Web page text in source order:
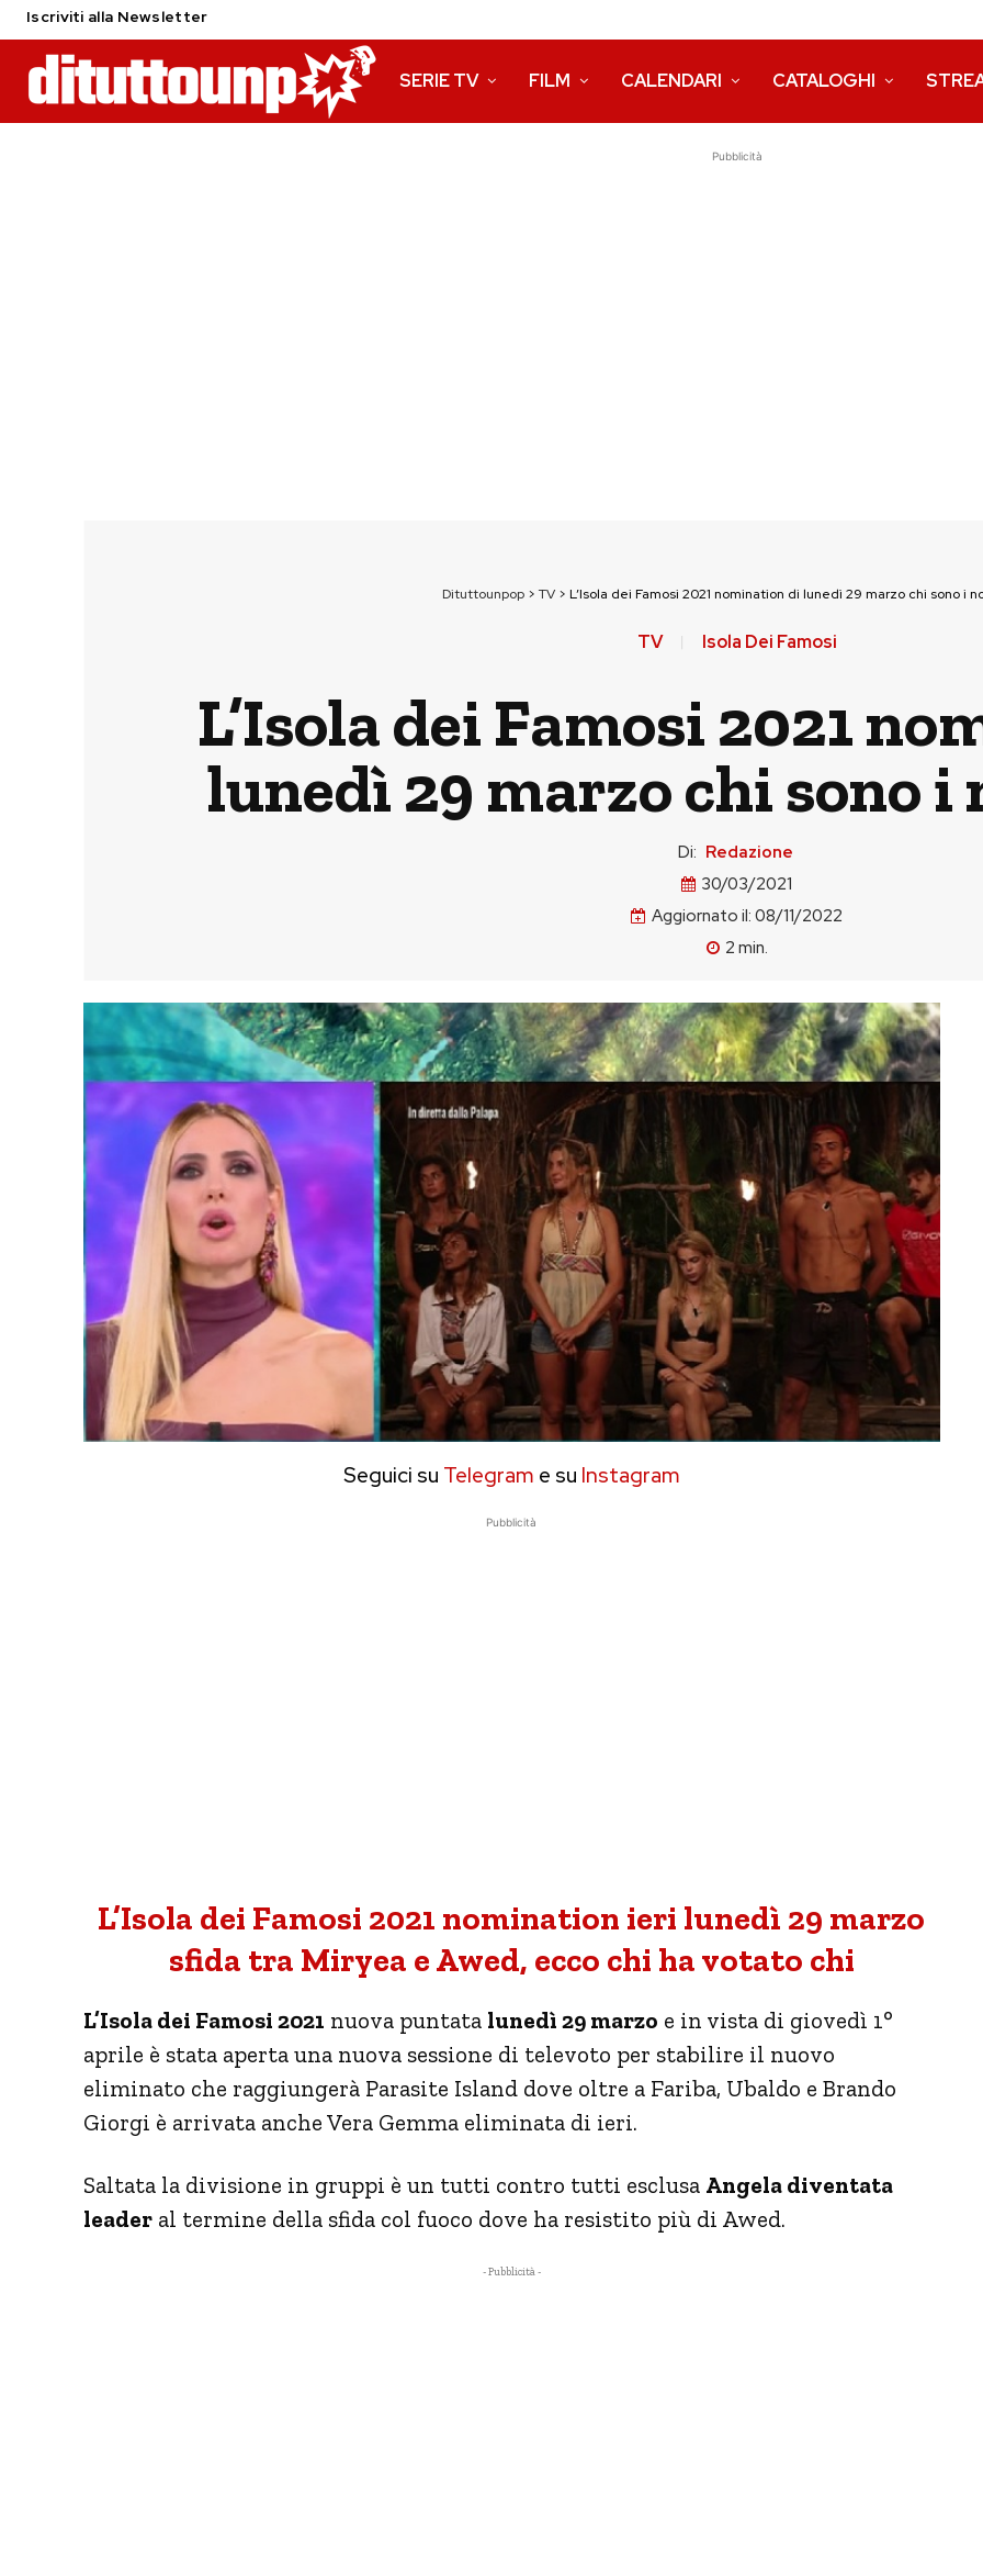
Iscriviti alla Newsletter
SERIE TV FILM CALENDARI CATALOGHI
Pubblicità
Dituttounpop > TV > L’Isola dei Famosi 2021 nomination di lunedì 29 marzo chi sono i
TV Isola Dei Famosi
L’Isola dei Famosi 2021
lunedì 29 marzo chi sono
Di: Redazione
30/03/2021
Aggiornato il: 08/11/2022
2 min.
Seguici su Telegram e su Instagram
Pubblicità
L’Isola dei Famosi 2021 nomination ieri lunedì 29 marzo
sfida tra Miryea e Awed, ecco chi ha votato chi
L’Isola dei Famosi 2021 nuova puntata lunedì 29 marzo e in vista di giovedì 1°
aprile è stata aperta una nuova sessione di televoto per stabilire il nuovo
eliminato che raggiungerà Parasite Island dove oltre a Fariba, Ubaldo e Brando
Giorgi è arrivata anche Vera Gemma eliminata di ieri.
Saltata la divisione in gruppi è un tutti contro tutti esclusa Angela diventata
leader al termine della sfida col fuoco dove ha resistito più di Awed.
- Pubblicità -